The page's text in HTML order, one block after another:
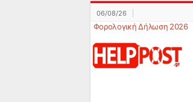
06/08/26
Φορολογική Δήλωση 2026